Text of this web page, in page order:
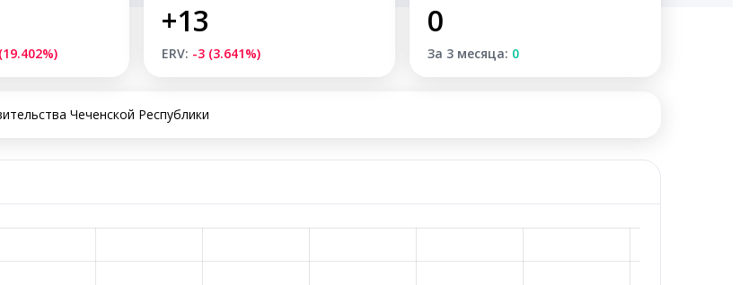
+13
ERV: -3 (3.641%)
0
За 3 месяца: 0
Чеченской Республики